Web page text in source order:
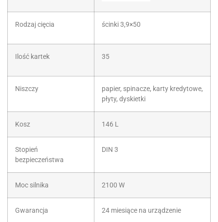
Rodzaj cięcia ścinki 3,9×50
Ilość kartek 35
Niszczy
papier, spinacze, karty kredytowe,
płyty, dyskietki
Kosz 146 L
Stopień
bezpieczeństwa
DIN 3
Moc silnika 2100 W
Gwarancja 24 miesiące na urządzenie